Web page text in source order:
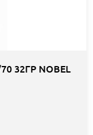
32ГР NOBEL